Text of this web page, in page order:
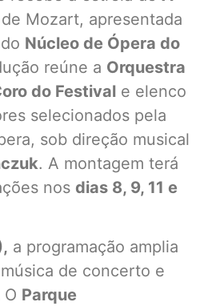
Mozart, apresentada
Núcleo de Ópera do
reúne a Orquestra
do Festival e elenco
selecionados pela
sob direção musical
. A montagem terá
nos dias 8, 9, 11 e
a programação amplia
de concerto e
Parque